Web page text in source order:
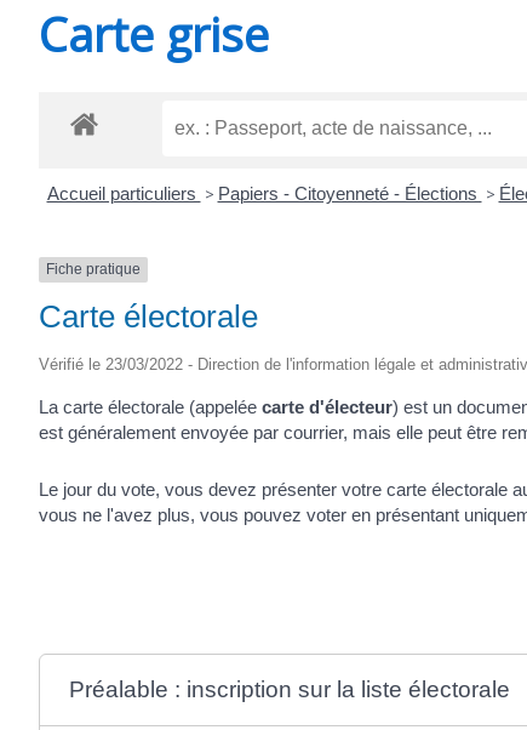
Carte grise
Accueil particuliers > Papiers - Citoyenneté - Élections >
Fiche pratique
Carte électorale
Vérifié le 23/03/2022 - Direction de l'information légale et
La carte électorale (appelée carte d'électeur) est un
est généralement envoyée par courrier, mais elle peut être
Le jour du vote, vous devez présenter votre carte électorale
vous ne l'avez plus, vous pouvez voter en présentant
Préalable : inscription sur la liste électorale